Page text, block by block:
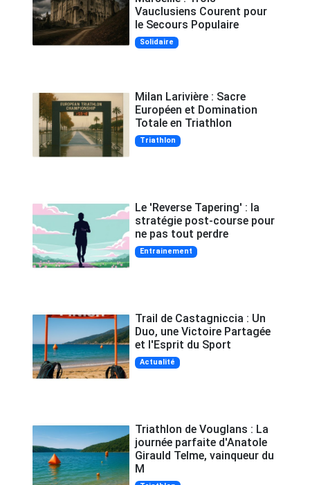
Vauclusiens Courent pour
le Secours Populaire
Solidaire
Milan Larivière : Sacre
Européen et Domination
Totale en Triathlon
Triathlon
Le 'Reverse Tapering' : la
stratégie post-course pour
ne pas tout perdre
Entrainement
Trail de Castagniccia : Un
Duo, une Victoire Partagée
et l'Esprit du Sport
Actualité
Triathlon de Vouglans : La
journée parfaite d'Anatole
Girauld Telme, vainqueur du
M